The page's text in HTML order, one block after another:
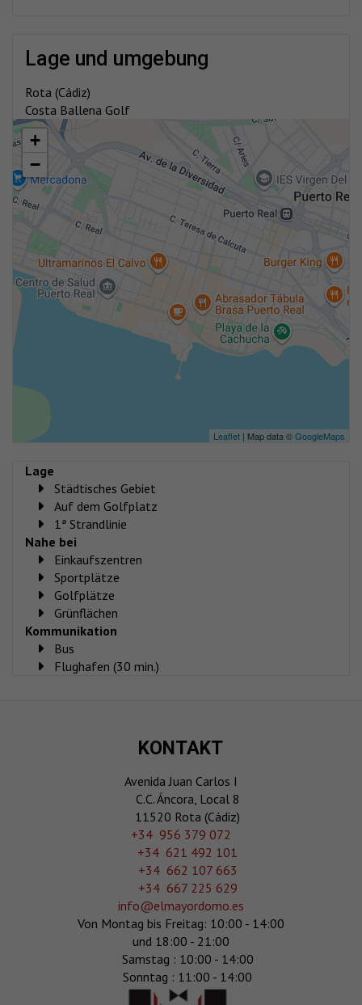
lage und umgebung
Rota (Cádiz)
Costa Ballena Golf
+
−
Leaflet | Map data ©GoogleMaps
Lage
Städtisches Gebiet
Auf dem Golfplatz
1ª Strandlinie
Nahe bei
Einkaufszentren
Sportplätze
Golfplätze
Grünflächen
Kommunikation
Bus
Flughafen (30 min.)
KONTAKT
Avenida Juan Carlos I
C.C. Áncora, Local 8
11520 Rota (Cádiz)
‎+34 956 379 072
+34 621 492 101
+34 662 107 663
+34 667 225 629
info@elmayordomo.es
Von Montag bis Freitag: 10:00 - 14:00
und 18:00 - 21:00
Samstag : 10:00 - 14:00
Sonntag : 11:00 - 14:00